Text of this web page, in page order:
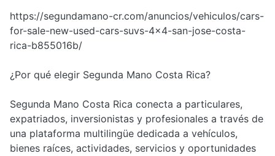
https://segundamano-cr.com/anuncios/vehiculos/cars-
for-sale-new-used-cars-suvs-4x4-san-jose-costa-
rica-b855016b/
¿Por qué elegir Segunda Mano Costa Rica?
Segunda Mano Costa Rica conecta a particulares,
expatriados, inversionistas y profesionales a través de
una plataforma multilingüe dedicada a vehículos,
bienes raíces, actividades, servicios y oportunidades